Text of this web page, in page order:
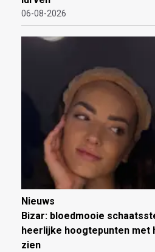
06-08-2026
Nieuws
Bizar: bloedmooie
heerlijke hoogtepunten met
zien